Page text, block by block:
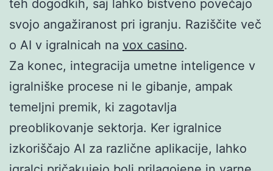
teh dogodkih, saj lahko bistveno povečajo
svojo angažiranost pri igranju. Raziščite več
o AI v igralnicah na vox casino.
Za konec, integracija umetne inteligence v
igralniške procese ni le gibanje, ampak
temeljni premik, ki zagotavlja
preoblikovanje sektorja. Ker igralnice
izkoriščajo AI za različne aplikacije, lahko